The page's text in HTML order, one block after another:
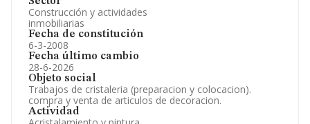
Construcción y actividades
inmobiliarias
Fecha de constitución
6-3-2008
Fecha último cambio
28-6-2026
Objeto social
Trabajos de cristaleria (preparacion y colocacion).
compra y venta de articulos de decoracion.
Actividad